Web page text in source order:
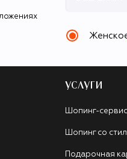
УСЛУГИ
Шопинг-
Шопинг со
Подарочная